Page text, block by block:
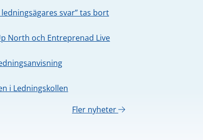
svar” tas bort
North och Entreprenad Live
i Ledningskollen
Fler nyheter